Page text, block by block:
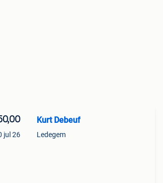
jul 26
Kurt Debeuf
Ledegem